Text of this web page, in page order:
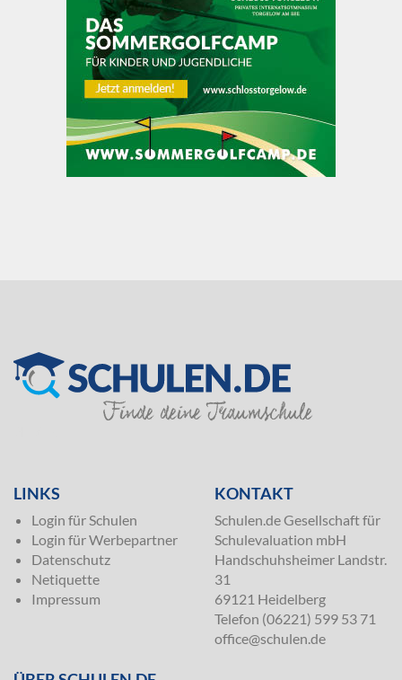
LINKS
Login für Schulen
Login für Werbepartner
Datenschutz
Netiquette
Impressum
KONTAKT
Schulen.de Gesellschaft für
Schulevaluation mbH
Handschuhsheimer Landstr.
31
69121 Heidelberg
Telefon (06221) 599 53 71
office@schulen.de